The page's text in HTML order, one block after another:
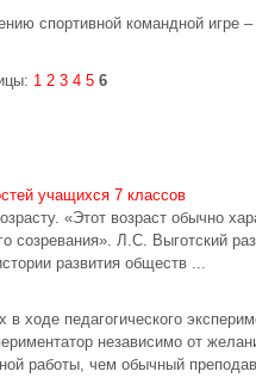
спортивной командной игре
1 2 3 4 5 6
учащихся 7 классов
«Этот возраст обычно
созревания». Л.С. Выготский
развития обществ ...
ходе педагогического
независимо от
работы, чем обычный